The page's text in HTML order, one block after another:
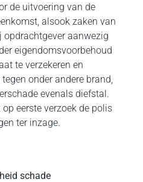
de uitvoering van de
alsook zaken van
opdrachtgever aanwezig
eigendomsvoorbehoud
te verzekeren en
onder andere brand,
evenals diefstal.
eerste verzoek de polis
ter inzage.
schade